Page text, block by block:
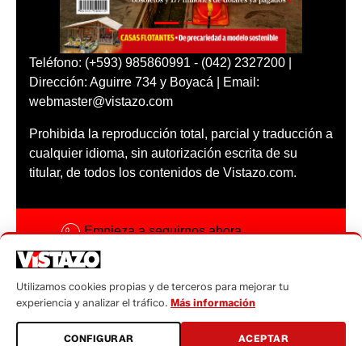
Teléfono: (+593) 985860991 - (042) 2327200 |
Dirección: Aguirre 734 y Boyacá | Email:
webmaster@vistazo.com
Prohibida la reproducción total, parcial y traducción a
cualquier idioma, sin autorización escrita de su
titular, de todos los contenidos de Vistazo.com.
Empieza a seguirnos ahora
Código ética
Sugerencias a:
sugerencias@vistazo.com
Utilizamos cookies propias y de terceros para mejorar tu
experiencia y analizar el tráfico. Más información
CONFIGURAR ACEPTAR